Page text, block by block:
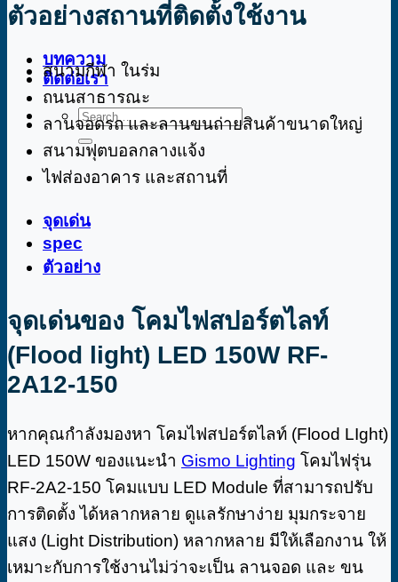
บทความ
ติดต่อเรา
Search
for:
ตัวอย่างสถานที่ติดตั้งใช้งาน
สนามกีฬา ในร่ม
ถนนสาธารณะ
ลานจอดรถ และลานขนถ่ายสินค้าขนาดใหญ่
สนามฟุตบอลกลางแจ้ง
ไฟส่องอาคาร และสถานที่
จุดเด่น
spec
ตัวอย่าง
จุดเด่นของ โคมไฟสปอร์ตไลท์
(Flood light) LED 150W RF-
2A12-150
หากคุณกำลังมองหา โคมไฟสปอร์ตไลท์ (Flood LIght)
LED 150W ของแนะนำ Gismo Lighting โคมไฟรุ่น
RF-2A2-150 โคมแบบ LED Module ที่สามารถปรับ
การติดตั้ง ได้หลากหลาย ดูแลรักษาง่าย มุมกระจาย
แสง (Light Distribution) หลากหลาย มีให้เลือกงาน ให้
เหมาะกับการใช้งานไม่ว่าจะเป็น ลานจอด และ ขน